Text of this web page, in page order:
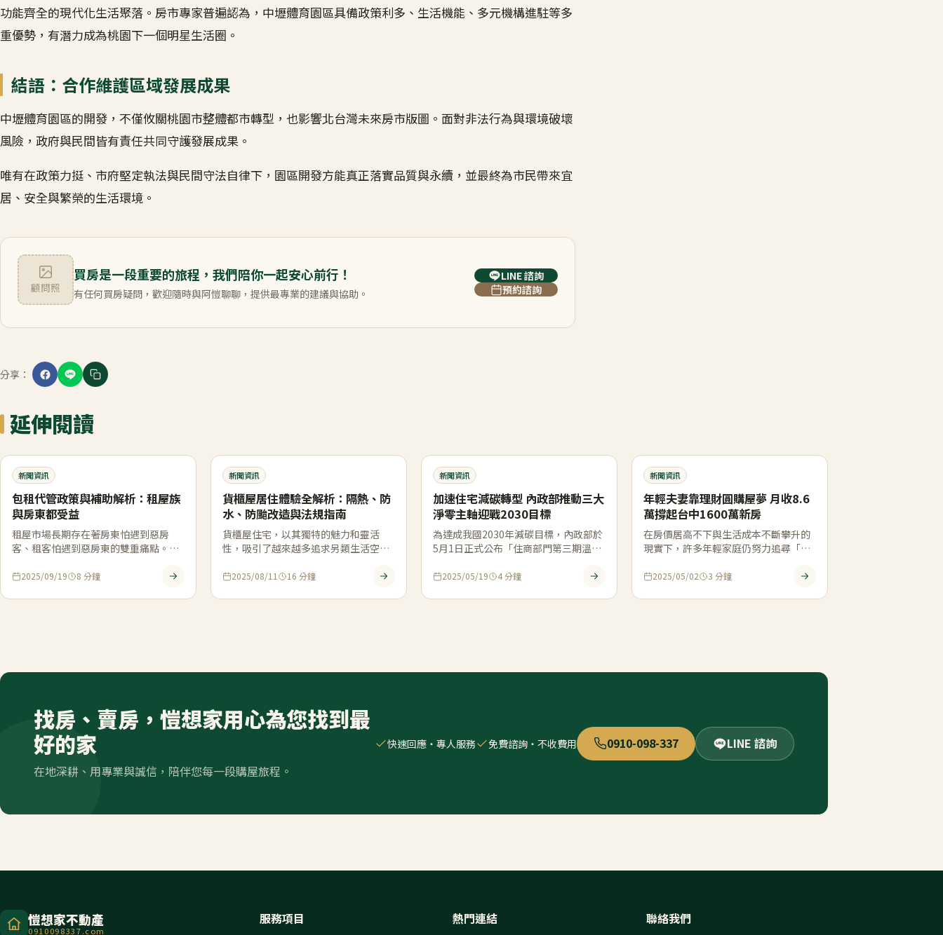
功能齊全的現代化生活聚落。房市專家普遍認為，中壢體育園區具備政策利多、生活機能、多元機構進駐等多
重優勢，有潛力成為桃園下一個明星生活圈。
結語：合作維護區域發展成果
中壢體育園區的開發，不僅攸關桃園市整體都市轉型，也影響北台灣未來房市版圖。面對非法行為與環境破壞
風險，政府與民間皆有責任共同守護發展成果。
唯有在政策力挺、市府堅定執法與民間守法自律下，園區開發方能真正落實品質與永續，並最終為市民帶來宜
居、安全與繁榮的生活環境。
顧問照
買房是一段重要的旅程，我們陪你一起安心前行！
有任何買房疑問，歡迎隨時與阿愷聊聊，提供最專業的建議與協助。
LINE 諮詢
預約諮詢
分享：
延伸閱讀
新聞資訊
包租代管政策與補助解析：租屋族
與房東都受益
租屋市場長期存在著房東怕遇到惡房
客、租客怕遇到惡房東的雙重痛點。房
則害怕租金 […]
2025/09/19 8 分鐘
新聞資訊
貨櫃屋居住體驗全解析：隔熱、防
水、防颱改造與法規指南
貨櫃屋住宅，以其獨特的魅力和靈活
性，吸引了越來越多追求另類生活空間
驗：隔熱、防 […]
2025/08/11 16 分鐘
新聞資訊
加速住宅減碳轉型 內政部推動三大
淨零主軸迎戰2030目標
為達成我國2030年減碳目標，內政部於
5月1日正式公布「住商部門第三期溫室
所 […]
2025/05/19 4分鐘
新聞資訊
年輕夫妻靠理財圓購屋夢 月收8.6
萬撐起台中1600萬新房
在房價居高不下與生活成本不斷攀升的
現實下，許多年輕家庭仍努力追尋「有
管夫妻在 […]
2025/05/02 3 分鐘
找房、賣房，愷想家用心為您找到最
好的家
在地深耕、用專業與誠信，陪伴您每一段購屋旅程。
快速回應・專人服務 免費諮詢・不收費用 0910-098-337 LINE 諮詢
愷想家不動產
0910098337.com
服務項目 熱門連結 聯絡我們